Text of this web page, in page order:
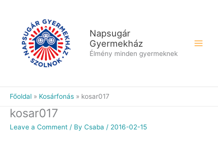
Napsugár
Gyermekház
Élmény minden gyermeknek
Főoldal Kosárfonás kosar017
kosar017
Leave a Comment / By Csaba / 2016-02-15